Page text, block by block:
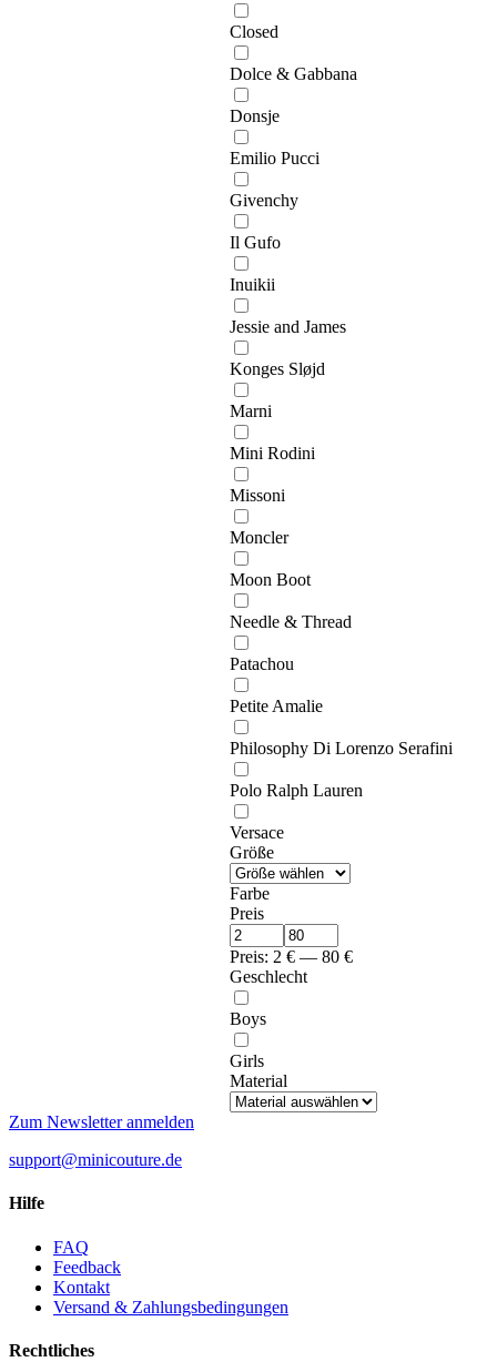
Closed
Dolce & Gabbana
Donsje
Emilio Pucci
Givenchy
Il Gufo
Inuikii
Jessie and James
Konges Sløjd
Marni
Mini Rodini
Missoni
Moncler
Moon Boot
Needle & Thread
Patachou
Petite Amalie
Philosophy Di Lorenzo Serafini
Polo Ralph Lauren
Versace
Größe
Farbe
Preis
Preis: 2 € — 80 €
Geschlecht
Boys
Girls
Material
Zum Newsletter anmelden
support@minicouture.de
Hilfe
FAQ
Feedback
Kontakt
Versand & Zahlungsbedingungen
Rechtliches